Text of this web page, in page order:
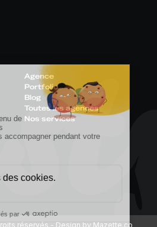
Agence
Portfolio
Blog
Toutes les agences
Nos services
réservés - Design by Mazette.co